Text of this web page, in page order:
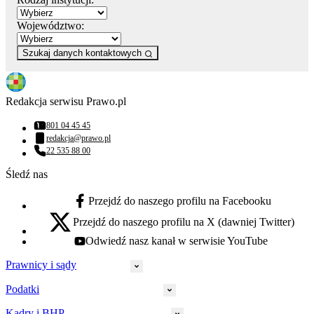
Województwo:
Szukaj danych kontaktowych
Redakcja serwisu Prawo.pl
Numer telefonu:
801 04 45 45
Adres email:
redakcja@prawo.pl
Numer telefonu:
22 535 88 00
Śledź nas
facebook - otwiera się w nowej karcie
Przejdź do naszego profilu na Facebooku
x - otwiera się w nowej karcie
Przejdź do naszego profilu na X (dawniej Twitter)
youtube - otwiera się w nowej karcie
Odwiedź nasz kanał w serwisie YouTube
Prawnicy i sądy
Podatki